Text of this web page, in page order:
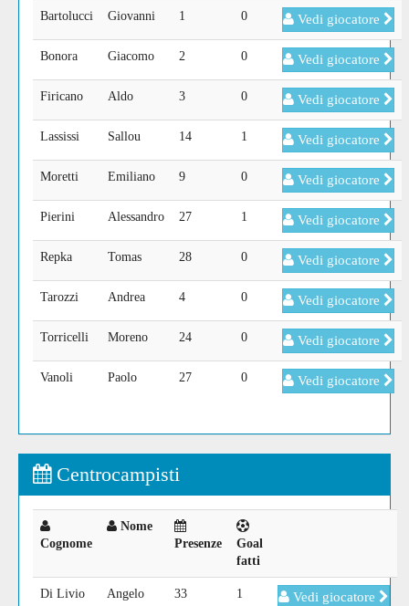
Bartolucci Giovanni 1 0 Vedi giocatore
Bonora Giacomo 2 0 Vedi giocatore
Firicano Aldo 3 0 Vedi giocatore
Lassissi Sallou 14 1 Vedi giocatore
Moretti Emiliano 9 0 Vedi giocatore
Pierini Alessandro 27 1 Vedi giocatore
Repka Tomas 28 0 Vedi giocatore
Tarozzi Andrea 4 0 Vedi giocatore
Torricelli Moreno 24 0 Vedi giocatore
Vanoli Paolo 27 0 Vedi giocatore
Centrocampisti
Cognome
Nome
Presenze
Goal
fatti
Di Livio Angelo 33 1 Vedi giocatore